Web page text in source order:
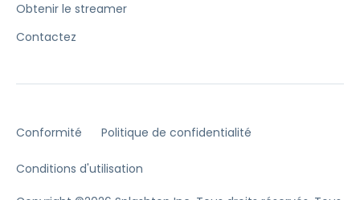
Obtenir le streamer
Contactez
Conformité Politique de confidentialité
Conditions d'utilisation